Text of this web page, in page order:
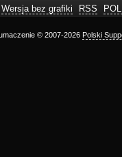
Wersja bez grafiki RSS
© 2007-2026 Polski